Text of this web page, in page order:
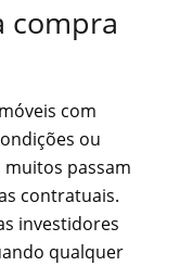
compra
com
ou
muitos passam
contratuais.
investidores
qualquer